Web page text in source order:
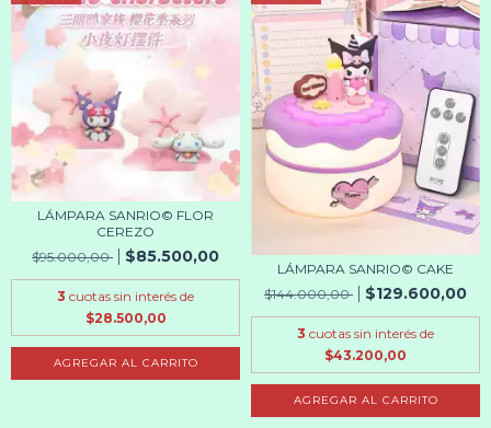
LÁMPARA SANRIO© FLOR
CEREZO
$95.000,00
$85.500,00
3 cuotas sin interés de
$28.500,00
AGREGAR AL CARRITO
LÁMPARA SANRIO© CAKE
$144.000,00
$129.600,00
3 cuotas sin interés de
$43.200,00
AGREGAR AL CARRITO